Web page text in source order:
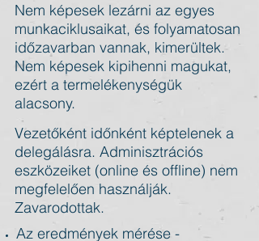
Nem képesek lezárni az egyes
munkaciklusaikat, és folyamatosan
időzavarban vannak, kimerültek.
Nem képesek kipihenni magukat,
ezért a termelékenységük
alacsony.
Vezetőként időnként képtelenek a
delegálásra. Adminisztrációs
eszközeiket (online és offline) nem
megfelelően használják.
Zavarodottak.
Az eredmények mérése -